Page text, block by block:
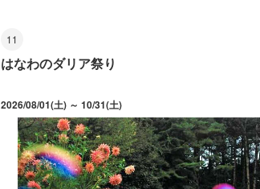
11
はなわのダリア祭り
2026/08/01(土) ～ 10/31(土)